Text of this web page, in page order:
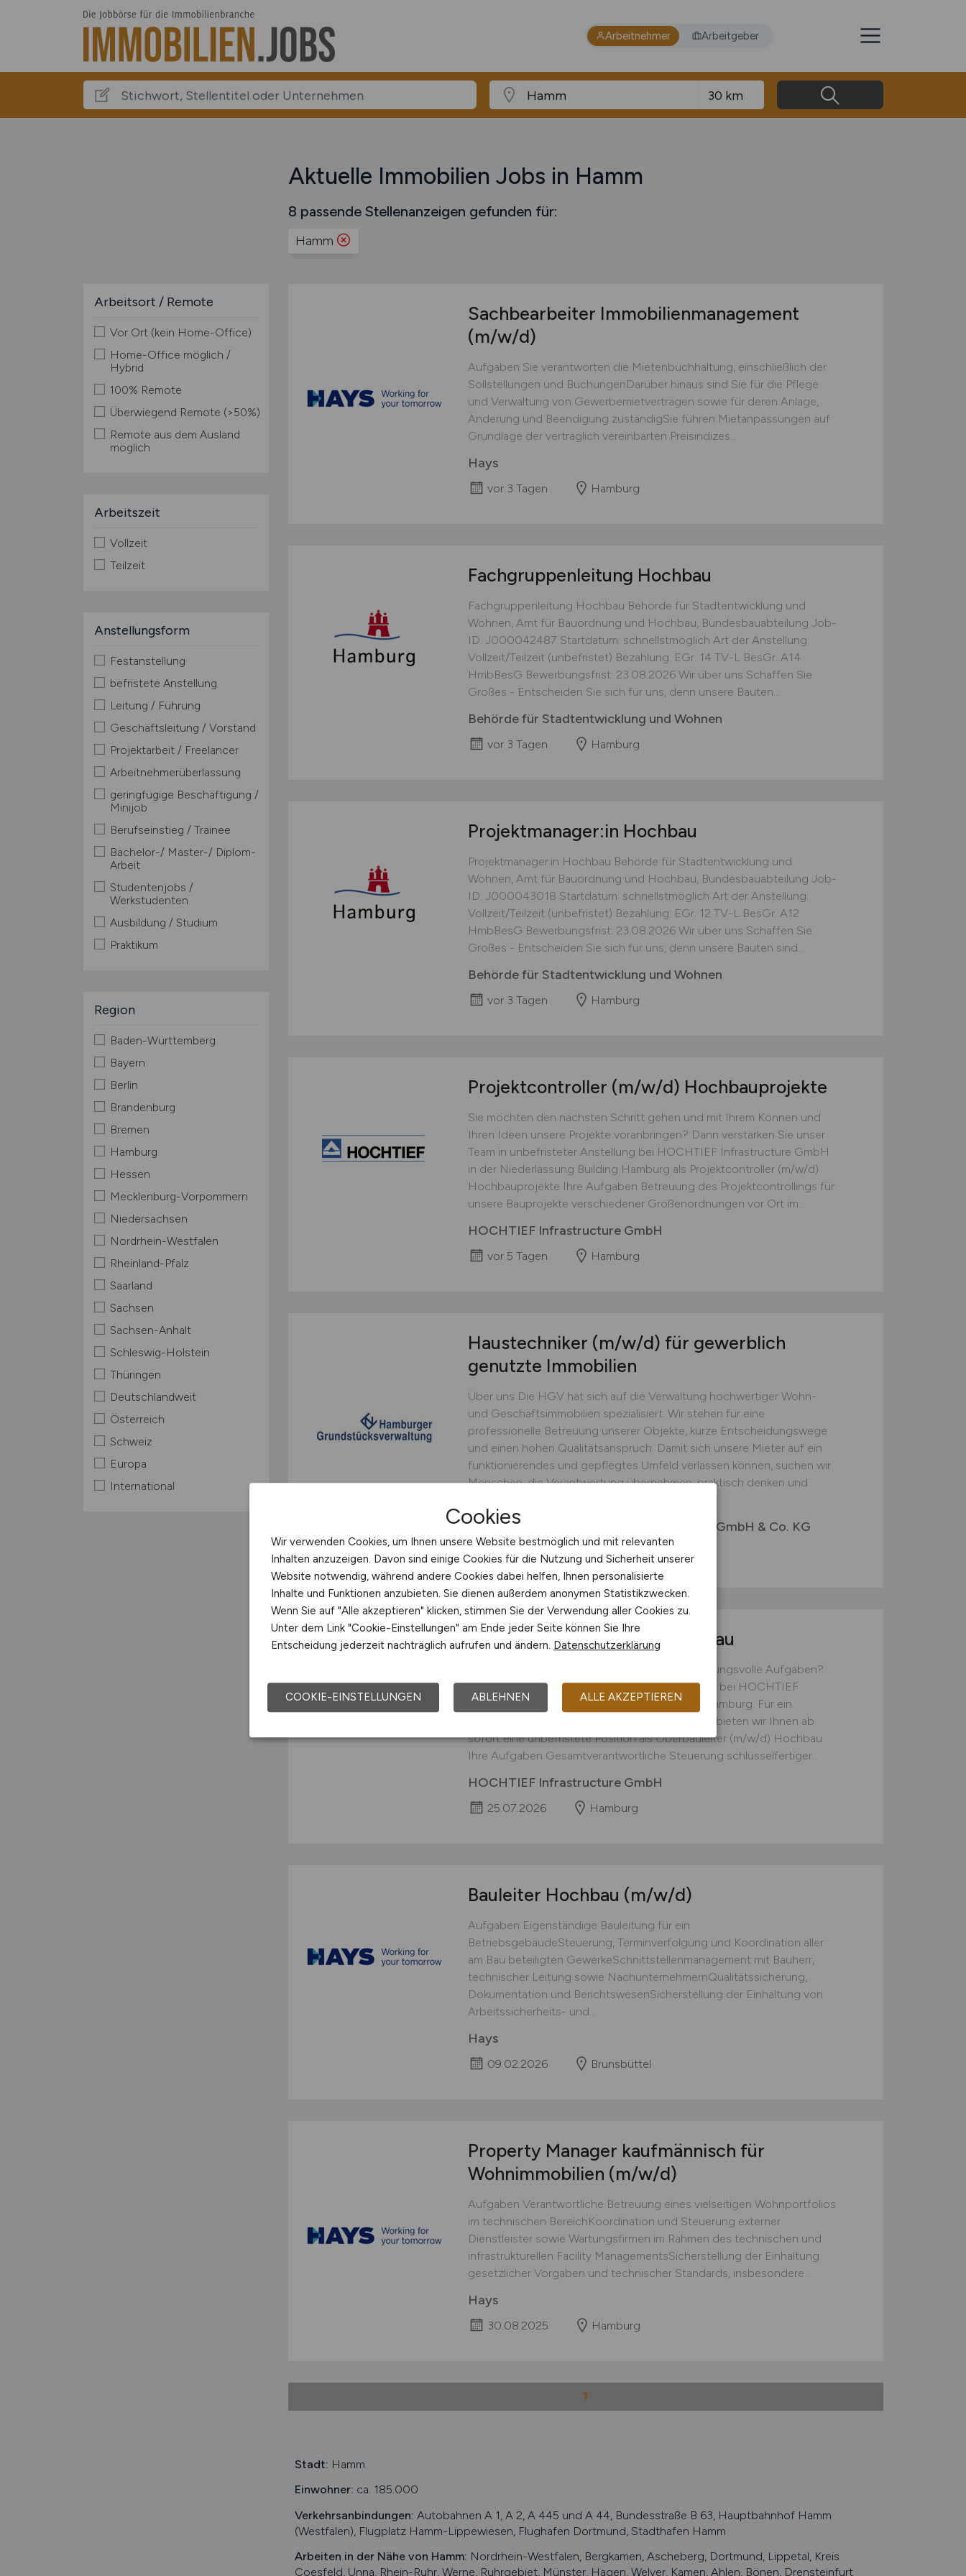
Arbeitnehmer Arbeitgeber
Aktuelle Immobilien Jobs in Hamm
8 passende Stellenanzeigen gefunden für:
Hamm
Arbeitsort / Remote
Vor Ort (kein Home-Office)
Home-Office möglich /
Hybrid
100% Remote
Überwiegend Remote (>50%)
Remote aus dem Ausland
möglich
Arbeitszeit
Vollzeit
Teilzeit
Anstellungsform
Festanstellung
befristete Anstellung
Leitung / Führung
Geschäftsleitung / Vorstand
Projektarbeit / Freelancer
Arbeitnehmerüberlassung
geringfügige Beschäftigung /
Minijob
Berufseinstieg / Trainee
Bachelor-/ Master-/ Diplom-
Arbeit
Studentenjobs /
Werkstudenten
Ausbildung / Studium
Praktikum
Region
Baden-Württemberg
Bayern
Berlin
Brandenburg
Bremen
Hamburg
Hessen
Mecklenburg-Vorpommern
Niedersachsen
Nordrhein-Westfalen
Rheinland-Pfalz
Saarland
Sachsen
Sachsen-Anhalt
Schleswig-Holstein
Thüringen
Deutschlandweit
Österreich
Schweiz
Europa
International
Sachbearbeiter Immobilienmanagement
(m/w/d)
Aufgaben Sie verantworten die Mietenbuchhaltung, einschließlich der
Sollstellungen und BuchungenDarüber hinaus sind Sie für die Pflege
und Verwaltung von Gewerbemietverträgen sowie für deren Anlage,
Änderung und Beendigung zuständigSie führen Mietanpassungen auf
Grundlage der vertraglich vereinbarten Preisindizes...
Hays
vor 3 Tagen Hamburg
Fachgruppenleitung Hochbau
Fachgruppenleitung Hochbau Behörde für Stadtentwicklung und
Wohnen, Amt für Bauordnung und Hochbau, Bundesbauabteilung Job-
ID: J000042487 Startdatum: schnellstmöglich Art der Anstellung:
Vollzeit/Teilzeit (unbefristet) Bezahlung: EGr. 14 TV-L BesGr. A14
HmbBesG Bewerbungsfrist: 23.08.2026 Wir über uns Schaffen Sie
Großes - Entscheiden Sie sich für uns, denn unsere Bauten...
Behörde für Stadtentwicklung und Wohnen
vor 3 Tagen Hamburg
Projektmanager:in Hochbau
Projektmanager:in Hochbau Behörde für Stadtentwicklung und
Wohnen, Amt für Bauordnung und Hochbau, Bundesbauabteilung Job-
ID: J000043018 Startdatum: schnellstmöglich Art der Anstellung:
Vollzeit/Teilzeit (unbefristet) Bezahlung: EGr. 12 TV-L BesGr. A12
HmbBesG Bewerbungsfrist: 23.08.2026 Wir über uns Schaffen Sie
Großes - Entscheiden Sie sich für uns, denn unsere Bauten sind...
Behörde für Stadtentwicklung und Wohnen
vor 3 Tagen Hamburg
Projektcontroller (m/w/d) Hochbauprojekte
Sie möchten den nächsten Schritt gehen und mit Ihrem Können und
Ihren Ideen unsere Projekte voranbringen? Dann verstärken Sie unser
Team in unbefristeter Anstellung bei HOCHTIEF Infrastructure GmbH
in der Niederlassung Building Hamburg als Projektcontroller (m/w/d)
Hochbauprojekte Ihre Aufgaben Betreuung des Projektcontrollings für
unsere Bauprojekte verschiedener Größenordnungen vor Ort im...
HOCHTIEF Infrastructure GmbH
vor 5 Tagen Hamburg
Haustechniker (m/w/d) für gewerblich
genutzte Immobilien
Über uns Die HGV hat sich auf die Verwaltung hochwertiger Wohn-
und Geschäftsimmobilien spezialisiert. Wir stehen für eine
professionelle Betreuung unserer Objekte, kurze Entscheidungswege
und einen hohen Qualitätsanspruch. Damit sich unsere Mieter auf ein
funktionierendes und gepflegtes Umfeld verlassen können, suchen wir
Menschen, die Verantwortung übernehmen, praktisch denken und
HGV Hamburger Grundstücksverwaltung GmbH & Co. KG
29.07.2026 Hamburg
Oberbauleiter(m/w/d)Hochbau
Sie suchen spannende Projekte und verantwortungsvolle Aufgaben?
Dann werden Sie Teil unseres innovativen Teams bei HOCHTIEF
Infrastructure GmbH, Niederlassung Building Hamburg. Für ein
attraktives Projekt in der Hamburger Innenstadt bieten wir Ihnen ab
sofort eine unbefristete Position als Oberbauleiter (m/w/d) Hochbau
Ihre Aufgaben Gesamtverantwortliche Steuerung schlüsselfertiger...
HOCHTIEF Infrastructure GmbH
25.07.2026 Hamburg
Bauleiter Hochbau (m/w/d)
Aufgaben Eigenständige Bauleitung für ein
BetriebsgebäudeSteuerung, Terminverfolgung und Koordination aller
am Bau beteiligten GewerkeSchnittstellenmanagement mit Bauherr,
technischer Leitung sowie NachunternehmernQualitätssicherung,
Dokumentation und BerichtswesenSicherstellung der Einhaltung von
Arbeitssicherheits- und...
Hays
09.02.2026 Brunsbüttel
Property Manager kaufmännisch für
Wohnimmobilien (m/w/d)
Aufgaben Verantwortliche Betreuung eines vielseitigen Wohnportfolios
im technischen BereichKoordination und Steuerung externer
Dienstleister sowie Wartungsfirmen im Rahmen des technischen und
infrastrukturellen Facility ManagementsSicherstellung der Einhaltung
gesetzlicher Vorgaben und technischer Standards, insbesondere...
Hays
30.08.2025 Hamburg
1
Stadt: Hamm
Einwohner: ca. 185.000
Verkehrsanbindungen: Autobahnen A 1, A 2, A 445 und A 44, Bundesstraße B 63, Hauptbahnhof Hamm
(Westfalen), Flugplatz Hamm-Lippewiesen, Flughafen Dortmund, Stadthafen Hamm
Arbeiten in der Nähe von Hamm: Nordrhein-Westfalen, Bergkamen, Ascheberg, Dortmund, Lippetal, Kreis
Coesfeld, Unna, Rhein-Ruhr, Werne, Ruhrgebiet, Münster, Hagen, Welver, Kamen, Ahlen, Bönen, Drensteinfurt
Cookies
Wir verwenden Cookies, um Ihnen unsere Website bestmöglich und mit relevanten
Inhalten anzuzeigen. Davon sind einige Cookies für die Nutzung und Sicherheit unserer
Website notwendig, während andere Cookies dabei helfen, Ihnen personalisierte
Inhalte und Funktionen anzubieten. Sie dienen außerdem anonymen Statistikzwecken.
Wenn Sie auf "Alle akzeptieren" klicken, stimmen Sie der Verwendung aller Cookies zu.
Unter dem Link "Cookie-Einstellungen" am Ende jeder Seite können Sie Ihre
Entscheidung jederzeit nachträglich aufrufen und ändern. Datenschutzerklärung
COOKIE-EINSTELLUNGEN ABLEHNEN ALLE AKZEPTIEREN